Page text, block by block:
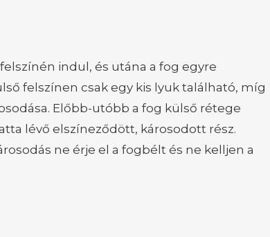
indul, és utána a fog egyre
felszínen csak egy kis lyuk található, míg
Előbb-utóbb a fog külső rétege
lévő elszíneződött, károsodott rész.
ne érje el a fogbélt és ne kelljen a